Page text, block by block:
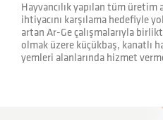
Hayvancılık yapılan tüm üretim
ihtiyacını karşılama hedefiyle
artan Ar-Ge çalışmalarıyla
olmak üzere küçükbaş, kanatlı
yemleri alanlarında hizmet